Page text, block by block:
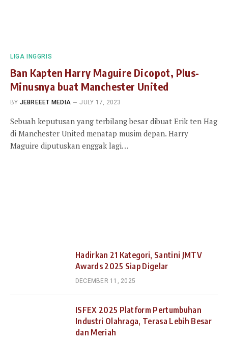
LIGA INGGRIS
Ban Kapten Harry Maguire Dicopot, Plus-
Minusnya buat Manchester United
BY JEBREEET MEDIA JULY 17, 2023
Sebuah keputusan yang terbilang besar dibuat Erik ten Hag
di Manchester United menatap musim depan. Harry
Maguire diputuskan enggak lagi…
Hadirkan 21 Kategori, Santini JMTV
Awards 2025 Siap Digelar
DECEMBER 11, 2025
ISFEX 2025 Platform Pertumbuhan
Industri Olahraga, Terasa Lebih Besar
dan Meriah